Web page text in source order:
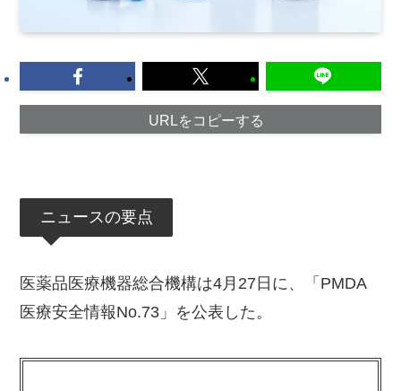
URLをコピーする
ニュースの要点
医薬品医療機器総合機構は4月27日に、「PMDA
医療安全情報No.73」を公表した。